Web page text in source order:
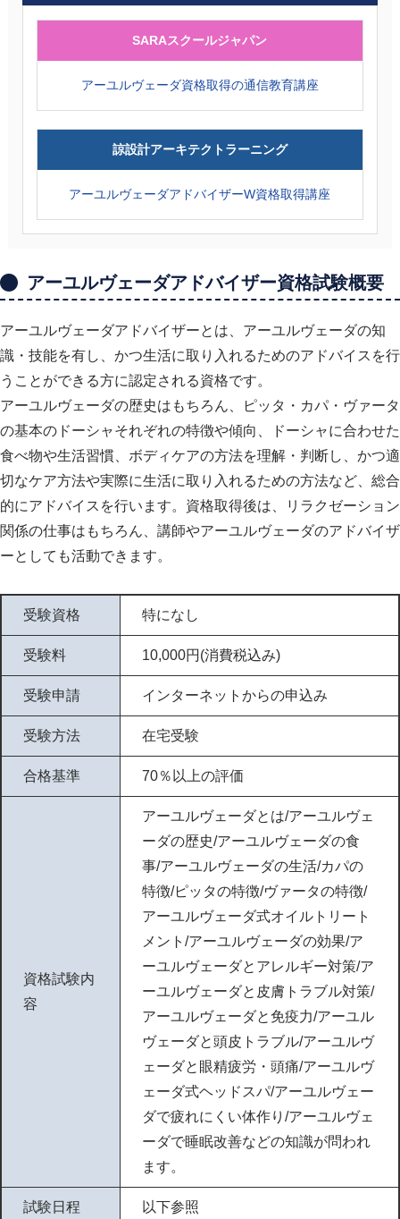
SARAスクールジャパン
アーユルヴェーダ資格取得の通信教育講座
諒設計アーキテクトラーニング
アーユルヴェーダアドバイザーW資格取得講座
アーユルヴェーダアドバイザー資格試験概要
アーユルヴェーダアドバイザーとは、アーユルヴェーダの知
識・技能を有し、かつ生活に取り入れるためのアドバイスを行
うことができる方に認定される資格です。
アーユルヴェーダの歴史はもちろん、ピッタ・カパ・ヴァータ
の基本のドーシャそれぞれの特徴や傾向、ドーシャに合わせた
食べ物や生活習慣、ボディケアの方法を理解・判断し、かつ適
切なケア方法や実際に生活に取り入れるための方法など、総合
的にアドバイスを行います。資格取得後は、リラクゼーション
関係の仕事はもちろん、講師やアーユルヴェーダのアドバイザ
ーとしても活動できます。
受験資格 特になし
受験料 10,000円(消費税込み)
受験申請 インターネットからの申込み
受験方法 在宅受験
合格基準 70％以上の評価
資格試験内
容
アーユルヴェーダとは/アーユルヴェ
ーダの歴史/アーユルヴェーダの食
事/アーユルヴェーダの生活/カパの
特徴/ピッタの特徴/ヴァータの特徴/
アーユルヴェーダ式オイルトリート
メント/アーユルヴェーダの効果/ア
ーユルヴェーダとアレルギー対策/ア
ーユルヴェーダと皮膚トラブル対策/
アーユルヴェーダと免疫力/アーユル
ヴェーダと頭皮トラブル/アーユルヴ
ェーダと眼精疲労・頭痛/アーユルヴ
ェーダ式ヘッドスパ/アーユルヴェー
ダで疲れにくい体作り/アーユルヴェ
ーダで睡眠改善などの知識が問われ
ます。
試験日程 以下参照